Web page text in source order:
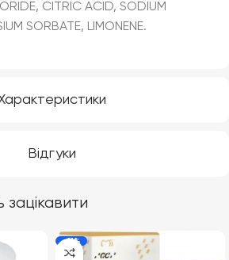
Відгуки
CITRIC ACID, SODIUM
SORBATE, LIMONENE.
-11%